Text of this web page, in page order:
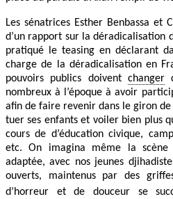
Les sénatrices Esther Benbassa et
d’un rapport sur la déradicalisation
pratiqué le teasing en déclarant
charge de la déradicalisation en
pouvoirs publics doivent changer
nombreux à l’époque à avoir
afin de faire revenir dans le giron
tuer ses enfants et voiler bien plus
cours de d’éducation civique,
etc. On imagina même la
adaptée, avec nos jeunes
ouverts, maintenus par des
d’horreur et de douceur se